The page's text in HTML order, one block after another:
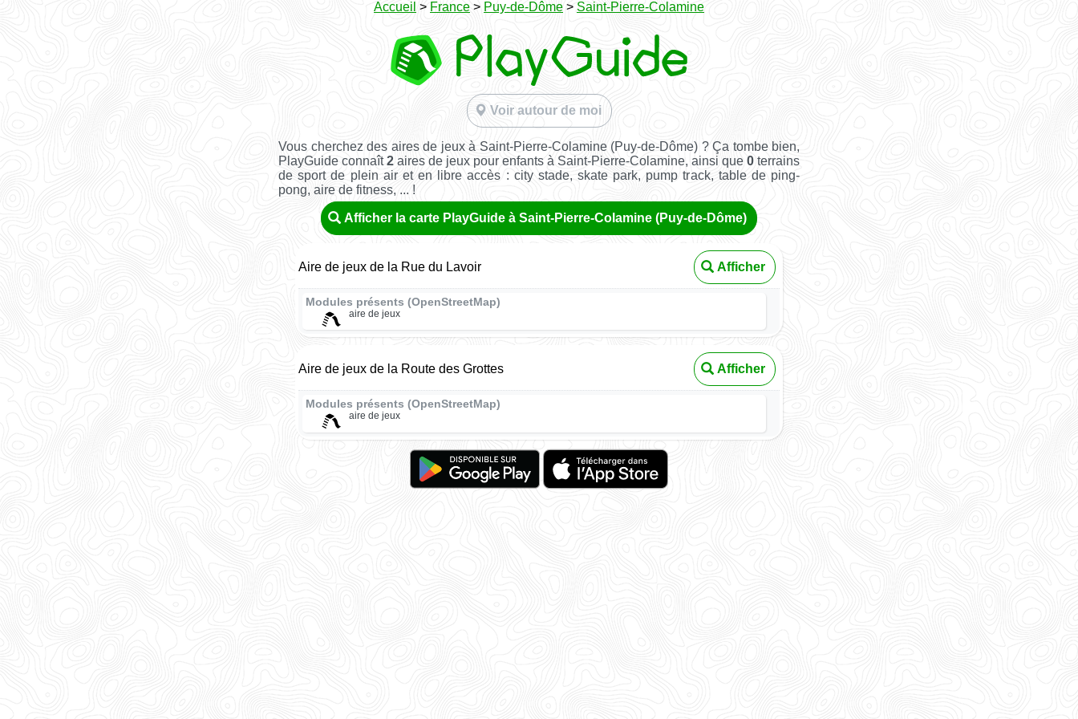
Accueil > France > Puy-de-Dôme > Saint-Pierre-Colamine
Voir autour de moi
Vous cherchez des aires de jeux à Saint-Pierre-Colamine (Puy-de-Dôme) ? Ça tombe bien,
PlayGuide connaît2 aires de jeux pour enfants à Saint-Pierre-Colamine, ainsi que 0 terrains
de sport de plein air et en libre accès : city stade, skate park, pump track, table de ping-
pong, aire de fitness, ... !
Afficher la carte PlayGuide à Saint-Pierre-Colamine (Puy-de-Dôme)
Aire de jeux de la Rue du Lavoir Afficher
Modules présents (OpenStreetMap)
aire de jeux
Aire de jeux de la Route des Grottes Afficher
Modules présents (OpenStreetMap)
aire de jeux